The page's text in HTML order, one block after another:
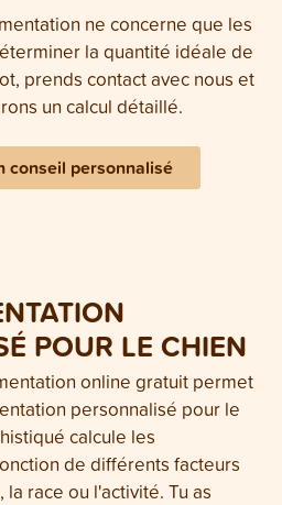
ne concerne que les
la quantité idéale de
prends contact avec nous et
un calcul détaillé.
conseil personnalisé
POUR LE CHIEN
online gratuit permet
personnalisé pour le
calcule les
de différents facteurs
race ou l'activité. Tu as